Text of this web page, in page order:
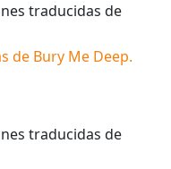
traducidas de
de Bury Me Deep.
traducidas de